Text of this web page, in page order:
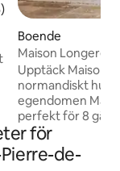
genomsnittligt
Boende
Maison Longere -
Deauville
Upptäck Maison
normandiskt hus
egendomen
perfekt för 8
4 sovrum och 4
minuter från
Honfleur och
för
de-